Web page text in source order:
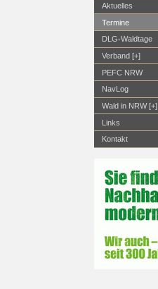
Aktuelles
Termine
DLG-Waldtage
Verband [+]
PEFC NRW
NavLog
Wald in NRW [+]
Links
Kontakt